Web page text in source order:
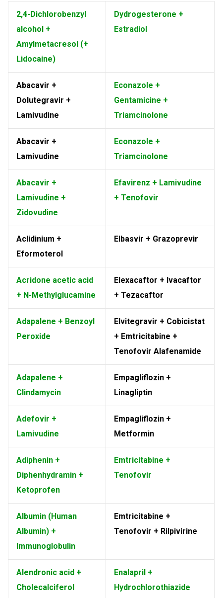
2,4-Dichlorobenzyl
alcohol +
Amylmetacresol (+
Lidocaine)
Dydrogesterone +
Estradiol
Abacavir +
Dolutegravir +
Lamivudine
Econazole +
Gentamicine +
Triamcinolone
Abacavir +
Lamivudine
Econazole +
Triamcinolone
Abacavir +
Lamivudine +
Zidovudine
Efavirenz + Lamivudine
+ Tenofovir
Aclidinium +
Eformoterol
Elbasvir + Grazoprevir
Acridone acetic acid
+ N-Methylglucamine
Elexacaftor + Ivacaftor
+ Tezacaftor
Adapalene + Benzoyl
Peroxide
Elvitegravir + Cobicistat
+ Emtricitabine +
Tenofovir Alafenamide
Adapalene +
Clindamycin
Empagliflozin +
Linagliptin
Adefovir +
Lamivudine
Empagliflozin +
Metformin
Adiphenin +
Diphenhydramin +
Ketoprofen
Emtricitabine +
Tenofovir
Albumin (Human
Albumin) +
Immunoglobulin
Emtricitabine +
Tenofovir + Rilpivirine
Alendronic acid +
Cholecalciferol
Enalapril +
Hydrochlorothiazide